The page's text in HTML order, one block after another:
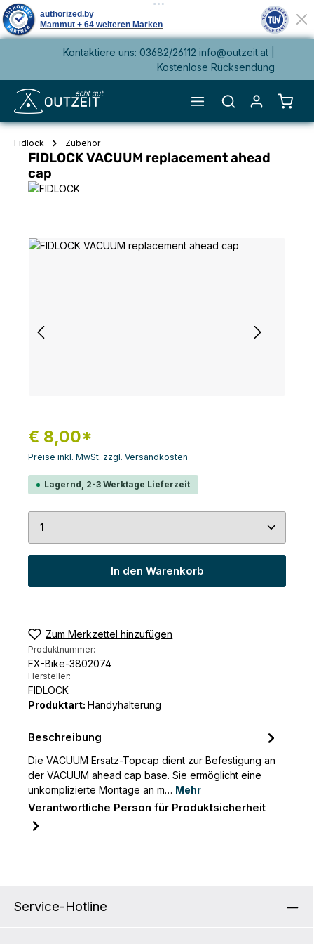
springenKontaktiere uns: 03682/26112 info@outzeit.at |
Kostenlose Rücksendung
Fidlock Zubehör
FIDLOCK VACUUM replacement ahead
cap
Bildergalerie überspringen
€ 8,00*
Preise inkl. MwSt. zzgl. Versandkosten
Lagernd, 2-3 Werktage Lieferzeit
Produkt Anzahl: Gib den gewünschten Wert
In den Warenkorb
Zum Merkzettel hinzufügen
Produktnummer:
FX-Bike-3802074
Hersteller:
FIDLOCK
Produktart: Handyhalterung
Beschreibung
Die VACUUM Ersatz-Topcap dient zur Befestigung an
der VACUUM ahead cap base. Sie ermöglicht eine
unkomplizierte Montage an m… Mehr
Verantwortliche Person für Produktsicherheit
Service-Hotline